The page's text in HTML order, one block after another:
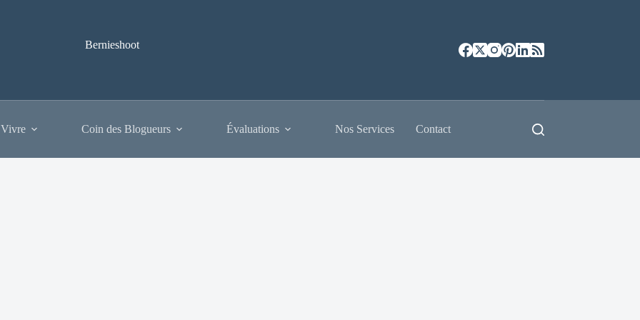
Bernieshoot
Coin des Blogueurs Évaluations Nos Services Contact